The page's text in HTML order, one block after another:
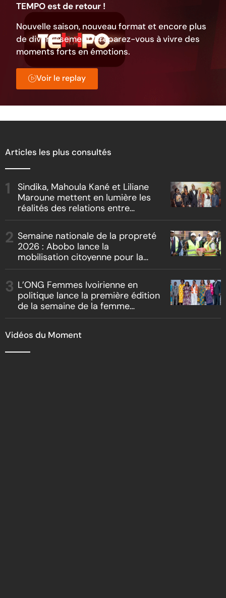
TEMPO est de retour !
Nouvelle saison, nouveau format et encore plus
de divertissement. Préparez-vous à vivre des
moments forts en émotions.
Voir le replay
Articles les plus consultés
Sindika, Mahoula Kané et Liliane
Maroune mettent en lumière les
réalités des relations entre
« Boss vs Boss »
Semaine nationale de la propreté
2026 : Abobo lance la
mobilisation citoyenne pour la
L’ONG Femmes Ivoirienne en
politique lance la première édition
de la semaine de la femme
Vidéos du Moment